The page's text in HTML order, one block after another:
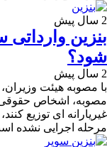
2 سال پیش
بنزین
شود؟
2 سال پیش
با مصوبه هیئت
مصوبه، اشخاص حقوقی
غیریارانه ای توزیع
مرحله اجرایی نشده